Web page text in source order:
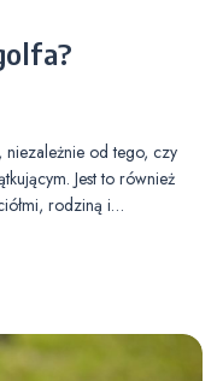
od tego, czy
Jest to również
rodziną i…